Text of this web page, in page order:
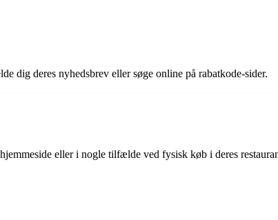
dig deres nyhedsbrev eller søge online på rabatkode-sider.
eller i nogle tilfælde ved fysisk køb i deres